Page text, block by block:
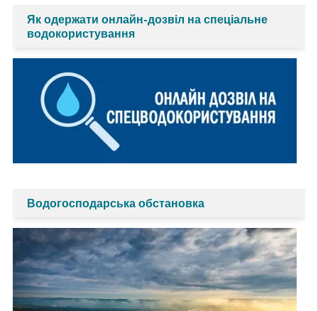
Як одержати онлайн-дозвіл на спеціальне
водокористування
Водогосподарська обстановка